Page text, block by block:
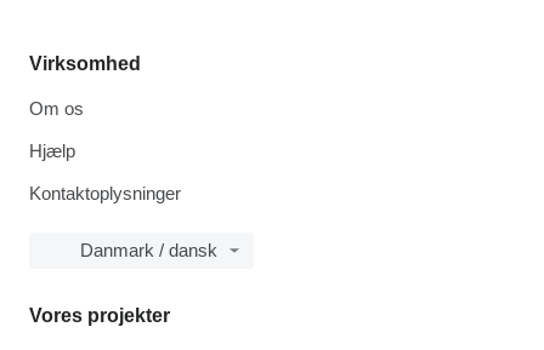
Virksomhed
Om os
Hjælp
Kontaktoplysninger
Danmark / dansk
Vores projekter